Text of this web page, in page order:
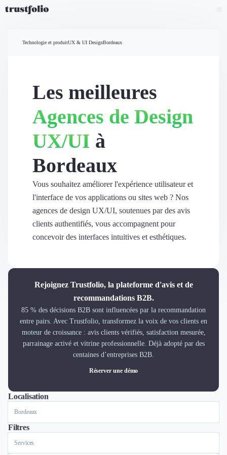
Widgets d'avis
Partage d’avis multicanal
Vidéo de témoignage
Parrainage
Révéler le réseau
Vitrine & média
Suivi du ROI
Voir tous nos avis clients
Découvrir le média
Cabinet de Recrutement
Intérim
Formation
Gestion paie
Qualité de Vie au Travail (QVT)
Portage Salarial
Responsabilité Sociétale des Entreprises (RSE)
Marketplace de freelance
Coaching
Accueil
Technologie et produitUX & UI DesignBordeaux
Les meilleures
Agences de Design
UX/UI à
Bordeaux
Vous souhaitez améliorer l'expérience utilisateur et
l'interface de vos applications ou sites web ? Nos
agences de design UX/UI, soutenues par des avis
clients authentifiés, vous accompagnent pour
concevoir des interfaces intuitives et esthétiques.
Rejoignez Trustfolio, la plateforme d'avis et de
recommandations B2B.
85 % des décisions B2B sont influencées par la recommandation
entre pairs. Avec Trustfolio, transformez la voix de vos clients en
moteur de croissance : avis clients vérifiés, satisfaction mesurée,
parrainage activé et vitrine professionnelle. Déjà adopté par des
centaines d’entreprises B2B.
Réserver une démo
Localisation
ToutLyonParis
Filtres
Services